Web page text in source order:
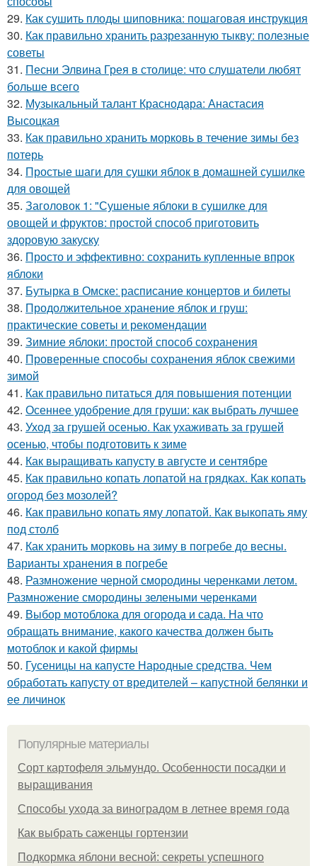
29. Как сушить плоды шиповника: пошаговая инструкция
30. Как правильно хранить разрезанную тыкву: полезные
советы
31. Песни Элвина Грея в столице: что слушатели любят
больше всего
32. Музыкальный талант Краснодара: Анастасия
Высоцкая
33. Как правильно хранить морковь в течение зимы без
потерь
34. Простые шаги для сушки яблок в домашней сушилке
для овощей
35. Заголовок 1: "Сушеные яблоки в сушилке для
овощей и фруктов: простой способ приготовить
здоровую закуску
36. Просто и эффективно: сохранить купленные впрок
яблоки
37. Бутырка в Омске: расписание концертов и билеты
38. Продолжительное хранение яблок и груш:
практические советы и рекомендации
39. Зимние яблоки: простой способ сохранения
40. Проверенные способы сохранения яблок свежими
зимой
41. Как правильно питаться для повышения потенции
42. Осеннее удобрение для груши: как выбрать лучшее
43. Уход за грушей осенью. Как ухаживать за грушей
осенью, чтобы подготовить к зиме
44. Как выращивать капусту в августе и сентябре
45. Как правильно копать лопатой на грядках. Как копать
огород без мозолей?
46. Как правильно копать яму лопатой. Как выкопать яму
под столб
47. Как хранить морковь на зиму в погребе до весны.
Варианты хранения в погребе
48. Размножение черной смородины черенками летом.
Размножение смородины зелеными черенками
49. Выбор мотоблока для огорода и сада. На что
обращать внимание, какого качества должен быть
мотоблок и какой фирмы
50. Гусеницы на капусте Народные средства. Чем
обработать капусту от вредителей – капустной белянки и
ее личинок
Популярные материалы
Сорт картофеля эльмундо. Особенности посадки и
выращивания
Способы ухода за виноградом в летнее время года
Как выбрать саженцы гортензии
Подкормка яблони весной: секреты успешного